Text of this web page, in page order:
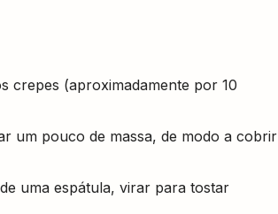
crepes (aproximadamente por 10
um pouco de massa, de modo a cobrir
uma espátula, virar para tostar